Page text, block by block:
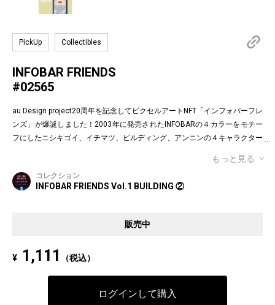
PickUp Collectibles
INFOBAR FRIENDS
#02565
au Design project20周年を記念してピクセルアートNFT「インフォバーフレ
ンズ」が爆誕しました！2003年に発売されたINFOBARの４カラーをモチー
フにしたニシキゴイ、イチマツ、ビルディング、アンニンの４キャラクター
れていた懐かしの絵文字！第１弾は全て絵柄の異なるaDp20thロゴ入り特別
版です。「キャラクター×表情×背景色」の組み合わせパターンは3,200種類
♪あなたのお気に入りはどれですか？
Pixel art NFT "INFOBAR Friends" was created to commemorate the 20th a
3. The expressions on the INFOBAR FRIENDS' faces are nostalgic pictogra
mbination patterns of "character x expression x background color."
もっと見る
コレクション
INFOBAR FRIENDS Vol.1 BUILDING ②
販売中
¥ 1,111 （税込）
ログインして購入